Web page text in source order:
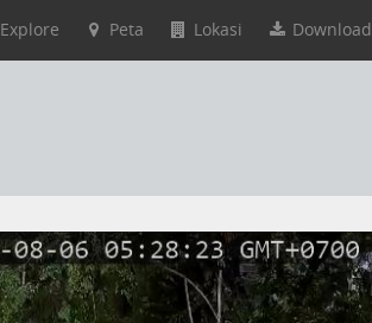
Explore Peta Lokasi Download